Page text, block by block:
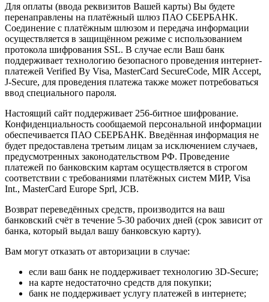
Для оплаты (ввода реквизитов Вашей карты) Вы будете
перенаправлены на платёжный шлюз ПАО СБЕРБАНК.
Соединение с платёжным шлюзом и передача информации
осуществляется в защищённом режиме с использованием
протокола шифрования SSL. В случае если Ваш банк
поддерживает технологию безопасного проведения интернет-
платежей Verified By Visa, MasterCard SecureCode, MIR Accept,
J-Secure, для проведения платежа также может потребоваться
ввод специального пароля.
Настоящий сайт поддерживает 256-битное шифрование.
Конфиденциальность сообщаемой персональной информации
обеспечивается ПАО СБЕРБАНК. Введённая информация не
будет предоставлена третьим лицам за исключением случаев,
предусмотренных законодательством РФ. Проведение
платежей по банковским картам осуществляется в строгом
соответствии с требованиями платёжных систем МИР, Visa
Int., MasterCard Europe Sprl, JCB.
Возврат переведённых средств, производится на ваш
банковский счёт в течение 5-30 рабочих дней (срок зависит от
банка, который выдал вашу банковскую карту).
Вам могут отказать от авторизации в случае:
если ваш банк не поддерживает технологию 3D-Secure;
на карте недостаточно средств для покупки;
банк не поддерживает услугу платежей в интернете;